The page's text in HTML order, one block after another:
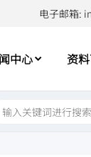
电子邮箱:
中心 资